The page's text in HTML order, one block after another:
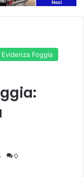
Evidenza Foggia
0